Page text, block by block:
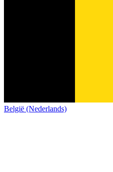
België (Nederlands)